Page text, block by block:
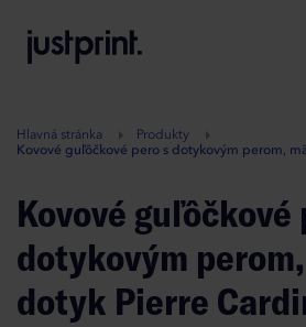
A
Hlavná stránka
Produkty
Kovové guľôčkové pero s dotykovým perom,
Kovové guľôčkové pero s
dotykovým
dotyk Pierre